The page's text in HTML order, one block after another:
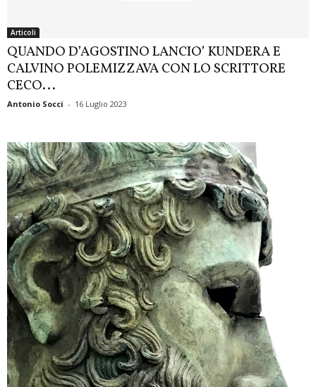
Articoli
QUANDO D’AGOSTINO LANCIO’ KUNDERA E
CALVINO POLEMIZZAVA CON LO SCRITTORE
CECO...
Antonio Socci - 16 Luglio 2023